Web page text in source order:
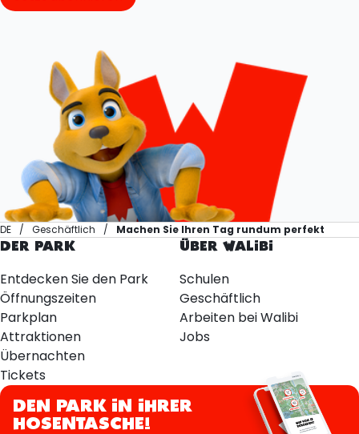
DE Geschäftlich
Machen Sie Ihren Tag rundum perfekt
DER PARK
Entdecken Sie den Park
Öffnungszeiten
Parkplan
Attraktionen
Übernachten
Tickets
ÜBER WALIBI
Schulen
Geschäftlich
Arbeiten bei Walibi
Jobs
DEN PARK IN IHRER
HOSENTASCHE!